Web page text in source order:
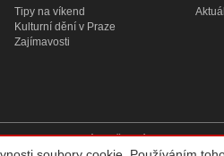
Tipy na víkend
Kulturní dění v Praze
Zajímavosti
188784 vedená u Městského soudu v